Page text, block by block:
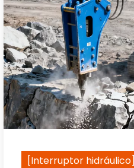
[Interruptor hidráulico]